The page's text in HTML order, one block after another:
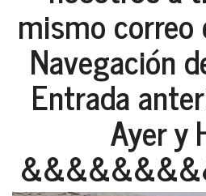
mismo correo
Navegación
Entrada
Ayer y